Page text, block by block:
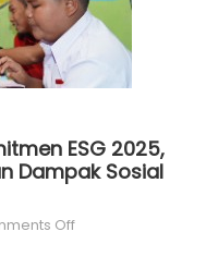
ESG 2025,
Dampak Sosial
Offon